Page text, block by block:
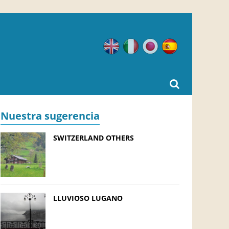
Inglés ItalianoJaponés
Nuestra sugerencia
SWITZERLAND OTHERS
LLUVIOSO LUGANO